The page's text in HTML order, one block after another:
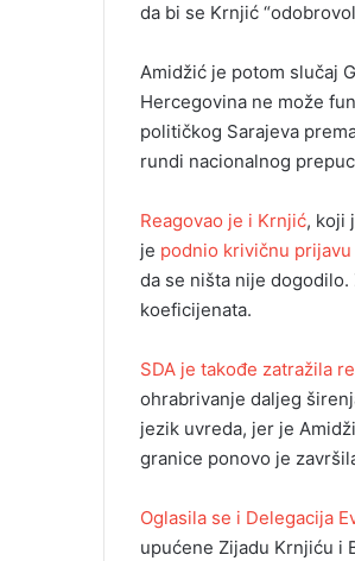
da bi se Krnjić
Amidžić je potom slučaj
Hercegovina ne može
političkog Sarajeva
rundi nacionalnog
Reagovao je i Krnjić, koji
je podnio krivičnu
da se ništa nije
koeficijenata.
SDA je takođe zatražila
ohrabrivanje daljeg
jezik uvreda, jer je
granice ponovo je
Oglasila se i Delegacija
upućene Zijadu Krnjiću i